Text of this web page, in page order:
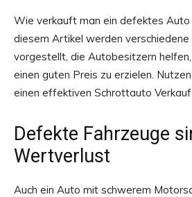
Wie verkauft man ein defektes Auto
diesem Artikel werden
vorgestellt, die Autobesitzern
einen guten Preis zu erzielen.
einen effektiven Schrottauto Verkauf.
Defekte Fahrzeuge
Wertverlust
Auch ein Auto mit schwerem